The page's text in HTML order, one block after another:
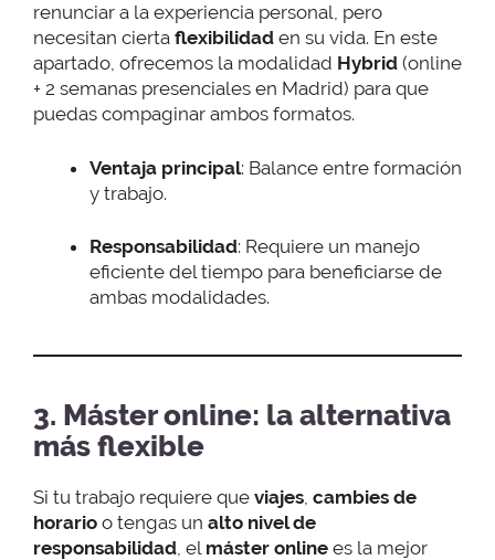
renunciar a la experiencia personal, pero
necesitan cierta flexibilidad en su vida. En este
apartado, ofrecemos la modalidad Hybrid (online
+ 2 semanas presenciales en Madrid) para que
puedas compaginar ambos formatos.
Ventaja principal: Balance entre formación
y trabajo.
Responsabilidad: Requiere un manejo
eficiente del tiempo para beneficiarse de
ambas modalidades.
3. Máster online: la alternativa
más flexible
Si tu trabajo requiere que viajes, cambies de
horario o tengas un alto nivel de
responsabilidad, el máster online es la mejor